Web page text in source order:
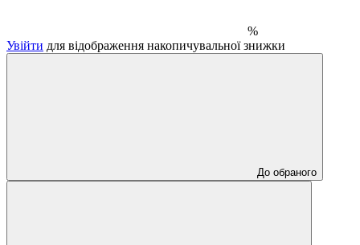
%
Увійти для відображення накопичувальної знижки
До обраного